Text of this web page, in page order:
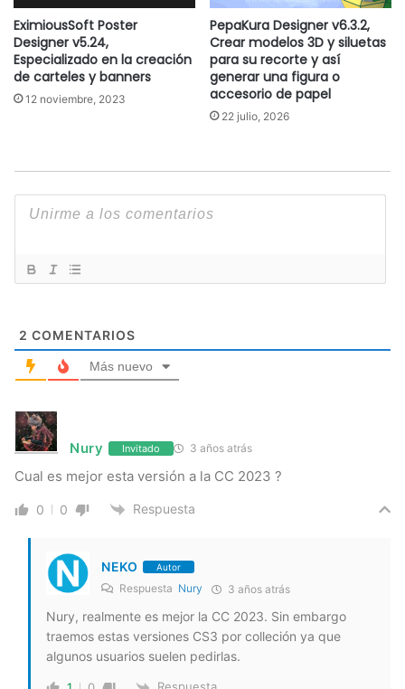
EximiousSoft Poster
Designer v5.24,
Especializado en la creación
de carteles y banners
12 noviembre, 2023
PepaKura Designer v6.3.2,
Crear modelos 3D y siluetas
para su recorte y así
generar una figura o
accesorio de papel
22 julio, 2026
2 COMENTARIOS
Más nuevo
Nury Invitado 3 años atrás
Cual es mejor esta versión a la CC 2023 ?
0 0 Respuesta
NEKO Autor
Respuesta Nury 3 años atrás
Nury, realmente es mejor la CC 2023. Sin embargo
traemos estas versiones CS3 por colleción ya que
algunos usuarios suelen pedirlas.